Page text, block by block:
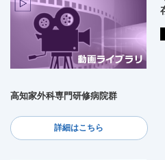
高知家外科専門研修病院群
詳細はこちら